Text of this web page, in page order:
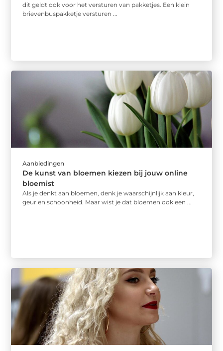
dit geldt ook voor het versturen van pakketjes. Een klein
brievenbuspakketje versturen ...
Aanbiedingen
De kunst van bloemen kiezen bij jouw online
bloemist
Als je denkt aan bloemen, denk je waarschijnlijk aan kleur,
geur en schoonheid. Maar wist je dat bloemen ook een ...